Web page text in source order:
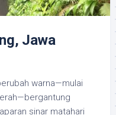
Jawa
warna—mulai
sinar matahari